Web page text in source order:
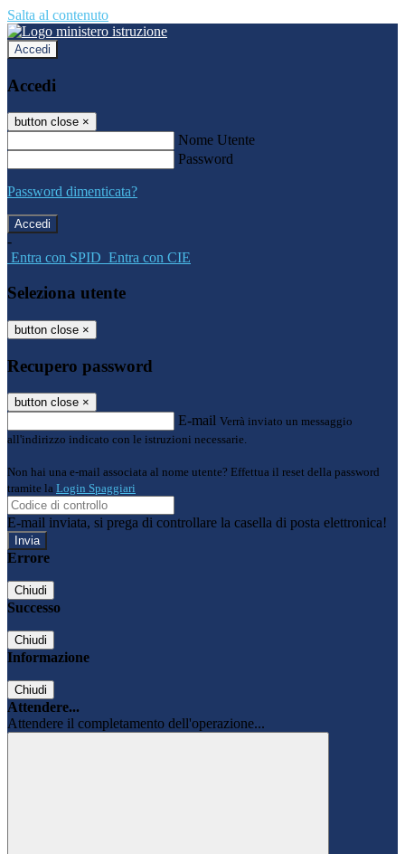
Salta al contenuto
Accedi
Accedi
button close ×
Nome Utente
Password
Password dimenticata?
-
Entra con SPID Entra con CIE
Seleziona utente
button close ×
Recupero password
button close ×
E-mail Verrà inviato un messaggio
all'indirizzo indicato con le istruzioni necessarie.
Non hai una e-mail associata al nome utente? Effettua il reset della password
tramite la Login Spaggiari
E-mail inviata, si prega di controllare la casella di posta elettronica!
Errore
Chiudi
Successo
Chiudi
Informazione
Chiudi
Attendere...
Attendere il completamento dell'operazione...